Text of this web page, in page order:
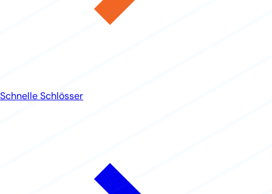
Schnelle Schlösser